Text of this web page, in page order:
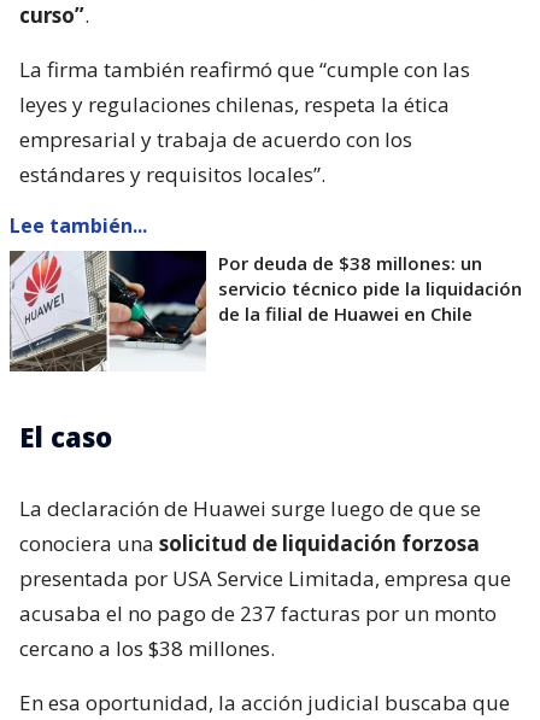
curso”.
La firma también reafirmó que “cumple con las
leyes y regulaciones chilenas, respeta la ética
empresarial y trabaja de acuerdo con los
estándares y requisitos locales”.
Lee también...
Por deuda de $38 millones: un
servicio técnico pide la liquidación
de la filial de Huawei en Chile
El caso
La declaración de Huawei surge luego de que se
conociera una solicitud de liquidación forzosa
presentada por USA Service Limitada, empresa que
acusaba el no pago de 237 facturas por un monto
cercano a los $38 millones.
En esa oportunidad, la acción judicial buscaba que